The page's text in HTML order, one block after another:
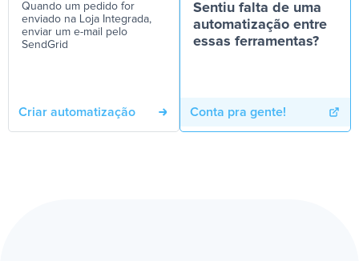
Quando um pedido for
enviado na Loja Integrada,
enviar um e-mail pelo
SendGrid
Criar automatização
Sentiu falta de uma
automatização entre
essas ferramentas?
Conta pra gente!